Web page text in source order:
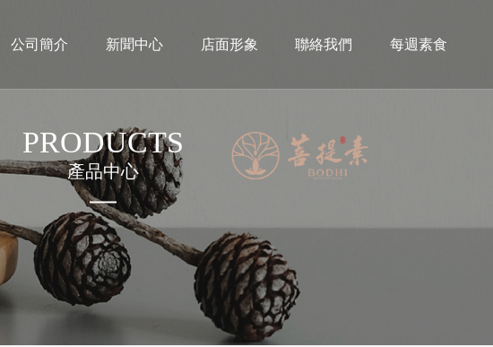
公司簡介 新聞中心 店面形象 聯絡我們 每週素食
PRODUCTS
產品中心